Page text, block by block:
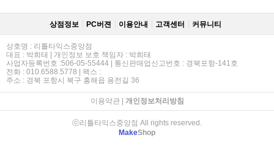
상점정보 PC버젼 이용안내 고객센터 커뮤니티
상호명 : 리틀타익스중앙점
대표 : 박희태 | 개인정보 보호 책임자 : 박희태
사업자등록번호 :506-05-55444 | 통신판매업신고번호 : 경북포항-141호
전화 : 010.6588.5778 | 팩스 :
주소 : 경북 포항시 북구 흥해읍 용전길 36
이용약관| 개인정보처리방침
ⓒ리틀타익스중앙점 All rights reserved.
MakeShop